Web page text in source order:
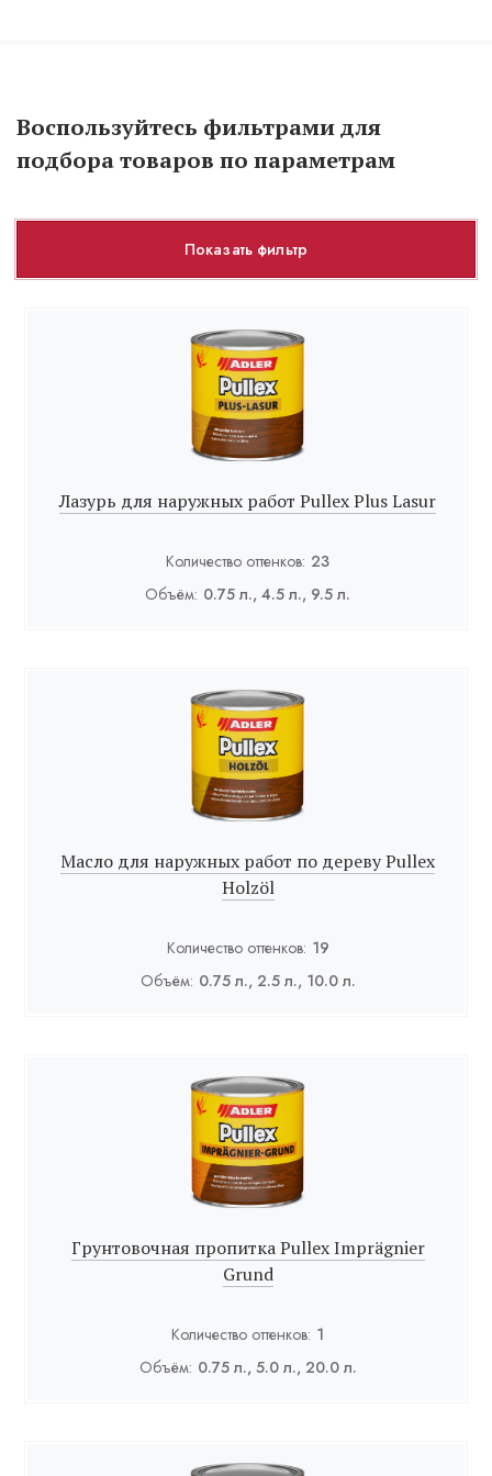
Воспользуйтесь фильтрами для
подбора товаров по параметрам
Показать фильтр
Лазурь для наружных работ Pullex Plus Lasur
Количество оттенков: 23
Объём: 0.75 л., 4.5 л., 9.5 л.
Масло для наружных работ по дереву Pullex
Holzöl
Количество оттенков: 19
Объём: 0.75 л., 2.5 л., 10.0 л.
Грунтовочная пропитка Pullex Imprägnier
Grund
Количество оттенков: 1
Объём: 0.75 л., 5.0 л., 20.0 л.